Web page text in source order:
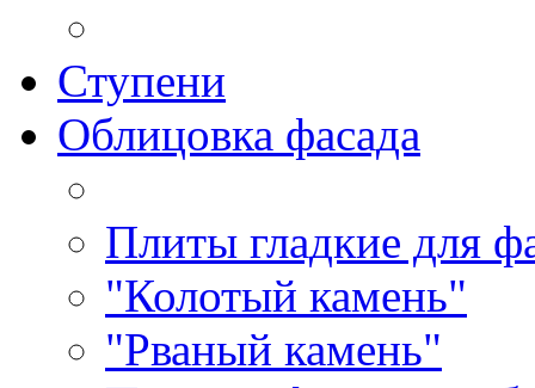
Ступени
Облицовка фасада
Плиты гладкие для
"Колотый камень"
"Рваный камень"